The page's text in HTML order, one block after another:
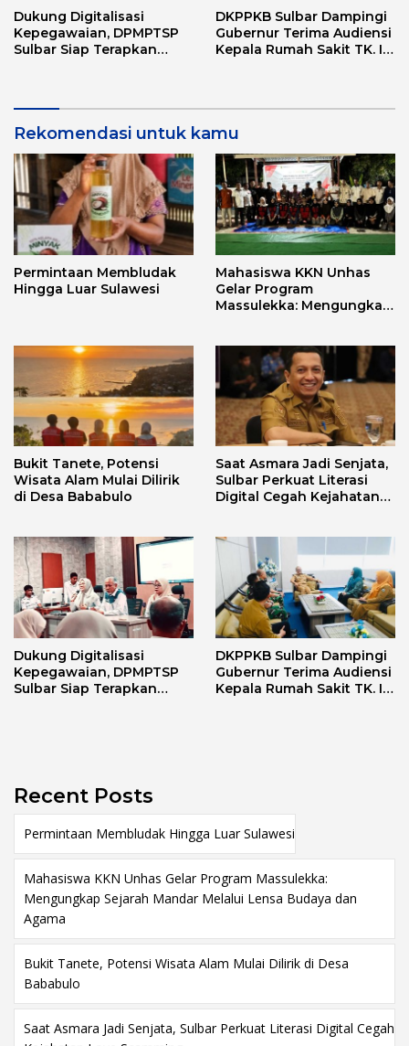
Dukung Digitalisasi
Kepegawaian, DPMPTSP
Sulbar Siap Terapkan
DKPPKB Sulbar Dampingi
Gubernur Terima Audiensi
Kepala Rumah Sakit TK. III
Rekomendasi untuk kamu
Permintaan Membludak
Hingga Luar Sulawesi
Mahasiswa KKN Unhas
Gelar Program
Massulekka: Mengungkap
Bukit Tanete, Potensi
Wisata Alam Mulai Dilirik
di Desa Bababulo
Saat Asmara Jadi Senjata,
Sulbar Perkuat Literasi
Digital Cegah Kejahatan
Dukung Digitalisasi
Kepegawaian, DPMPTSP
Sulbar Siap Terapkan
DKPPKB Sulbar Dampingi
Gubernur Terima Audiensi
Kepala Rumah Sakit TK. III
Recent Posts
Permintaan Membludak Hingga Luar Sulawesi
Mahasiswa KKN Unhas Gelar Program Massulekka:
Mengungkap Sejarah Mandar Melalui Lensa Budaya dan
Agama
Bukit Tanete, Potensi Wisata Alam Mulai Dilirik di Desa
Bababulo
Saat Asmara Jadi Senjata, Sulbar Perkuat Literasi Digital Cegah